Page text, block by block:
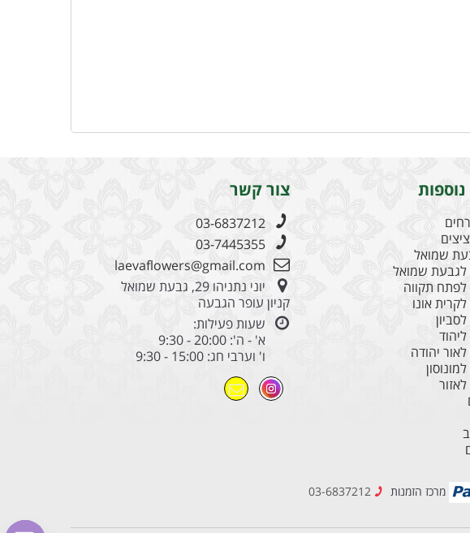
שמואל
לגבעת שמואל
תקווה
אונו
יהודה
צור קשר
03-6837212
03-7445355
laevaflowers@gmail.com
יוני נתניהו 29, גבעת שמואל
קניון עופר הגבעה
שעות פעילות:
א' - ה': 20:00 - 9:30
ו' וערבי חג: 15:00 - 9:30
מרכז הזמנות